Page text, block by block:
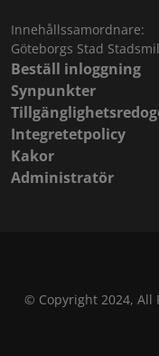
Innehållssamordnare:
Göteborgs Stad
Beställ inloggning
Synpunkter
Integretetpolicy
Kakor
Administratör
© Copyright 2024, All